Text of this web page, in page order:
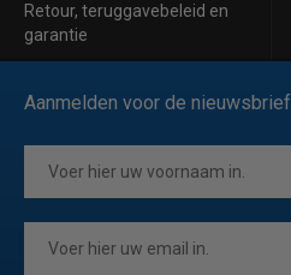
Retour, teruggavebeleid en
garantie
Aanmelden voor de nieuwsbrief